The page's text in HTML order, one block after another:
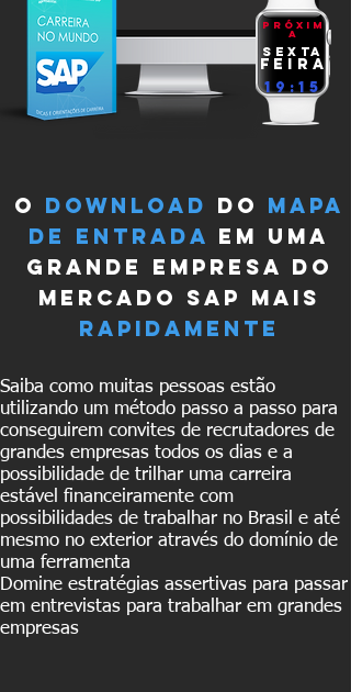
19:15
feira
próxim
a
sexta
o download do mapa
de entrada em uma
grande empresa do
mercado sap mais
rApidamente
Saiba como muitas pessoas estão
utilizando um método passo a passo para
conseguirem convites de recrutadores de
grandes empresas todos os dias e a
possibilidade de trilhar uma carreira
estável financeiramente com
possibilidades de trabalhar no Brasil e até
mesmo no exterior através do domínio de
uma ferramenta
Domine estratégias assertivas para passar
em entrevistas para trabalhar em grandes
empresas